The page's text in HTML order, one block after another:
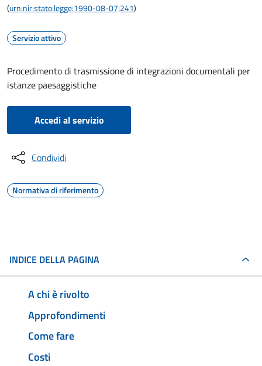
(urn:nir:stato:legge:1990-08-07;241)
Servizio attivo
Procedimento di trasmissione di integrazioni documentali per
istanze paesaggistiche
Accedi al servizio
Condividi
Normativa di riferimento
INDICE DELLA PAGINA
A chi è rivolto
Approfondimenti
Come fare
Costi